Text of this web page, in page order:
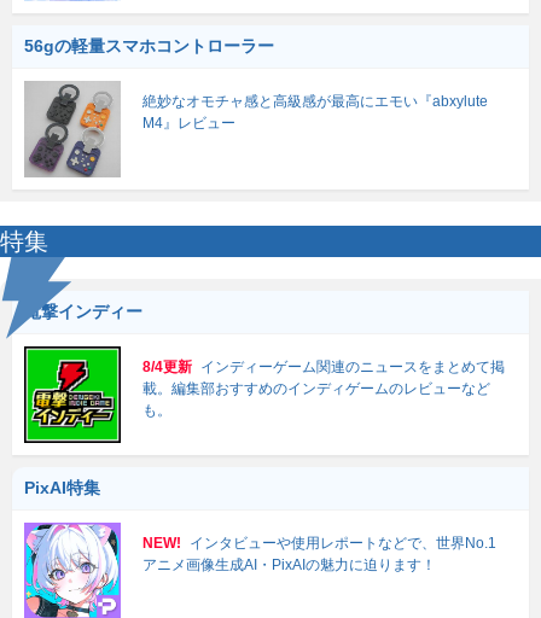
56gの軽量スマホコントローラー
絶妙なオモチャ感と高級感が最高にエモい『abxylute
M4』レビュー
特集
電撃インディー
8/4更新 インディーゲーム関連のニュースをまとめて掲
載。編集部おすすめのインディゲームのレビューなど
も。
PixAI特集
NEW!
インタビューや使用レポートなどで、世界No.1
アニメ画像生成AI・PixAIの魅力に迫ります！